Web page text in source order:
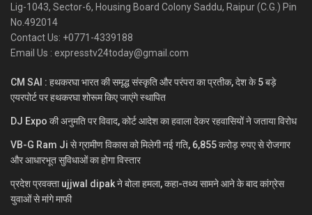
Lig-1043, Sector-6, Housing Board Colony Saddu, Raipur (C.G.) Pin
No.492014
Contact Us: +0771-4339188
Email Us : expresstv24today@gmail.com
CM SAI : हथकरघा भारत की समृद्ध संस्कृति और परंपरा का प्रतीक, देश के 5 बड़े
एयरपोर्ट पर हथकरघा शोरूम किए जाएंगे स्थापित
DJ Expo की अनुमति पर विवाद, कोर्ट आदेश का हवाला देकर रहवासियों ने जताया विरोध
VB-G Ram Ji से ग्रामीण विकास को मिलेगी नई गति, 6,855 करोड़ रुपए से रोजगार
और आधारभूत सुविधाओं का होगा विस्तार
प्रदेश प्रवक्ता ujjwal dipak ने बोला हमला, कहा-तथ्य सामने आने के बाद कांग्रेस
युवाओं से मांगे माफी